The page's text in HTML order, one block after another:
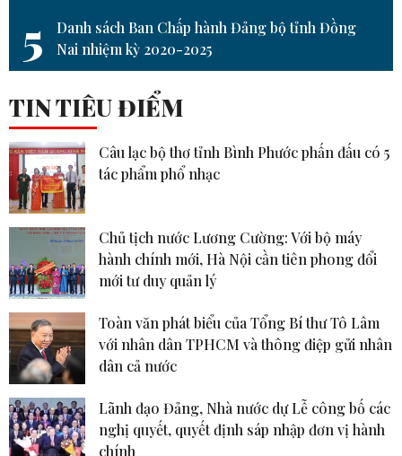
5
Danh sách Ban Chấp hành Đảng bộ tỉnh Đồng
Nai nhiệm kỳ 2020-2025
TIN TIÊU ĐIỂM
Câu lạc bộ thơ tỉnh Bình Phước phấn đấu có 5
tác phẩm phổ nhạc
Chủ tịch nước Lương Cường: Với bộ máy
hành chính mới, Hà Nội cần tiên phong đổi
mới tư duy quản lý
Toàn văn phát biểu của Tổng Bí thư Tô Lâm
với nhân dân TPHCM và thông điệp gửi nhân
dân cả nước
Lãnh đạo Đảng, Nhà nước dự Lễ công bố các
nghị quyết, quyết định sáp nhập đơn vị hành
chính